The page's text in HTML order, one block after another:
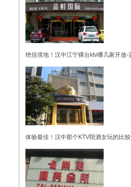
绝佳境地！汉中江宁裸台ktv哪几家开放
体验最佳！汉中那个KTV陪酒女玩的比